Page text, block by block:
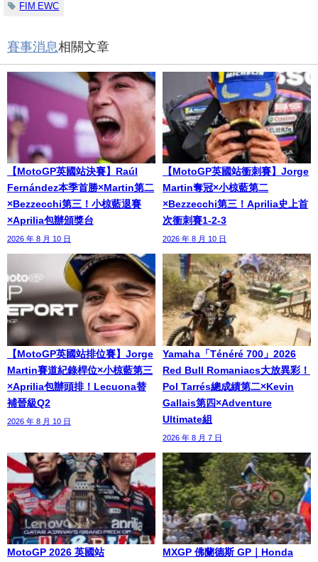
FIM EWC
賽事消息相關文章
【MotoGP英國站決賽】Raúl
Fernández本季首勝×Martin第二
×Bezzecchi第三！小椋藍退賽
×Aprilia包辦頒獎台
2026 年 8 月 10 日
【MotoGP英國站衝刺賽】Jorge
Martin奪冠×小椋藍第二
×Bezzecchi第三！Aprilia史上首
次衝刺賽1-2-3
2026 年 8 月 10 日
【MotoGP英國站排位賽】Jorge
Martin賽道紀錄桿位×小椋藍第三
×Aprilia包辦頭排！Lecuona替
補晉級Q2
2026 年 8 月 10 日
Yamaha「Ténéré 700」2026
Red Bull Romaniacs大放異彩！
Pol Tarrés總成績第二×Kevin
Gallais第四×Adventure
Ultimate組
2026 年 8 月 7 日
MotoGP 2026 英國站
MXGP 佛蘭德斯 GP｜Honda